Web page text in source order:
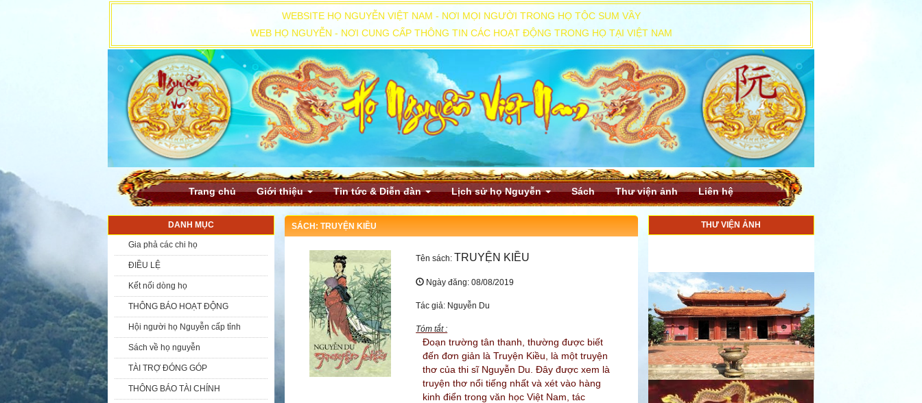
WEBSITE HỌ NGUYỄN VIỆT NAM - NƠI MỌI NGƯỜI TRONG HỌ TỘC SUM VẦY
WEB HỌ NGUYỄN - NƠI CUNG CẤP THÔNG TIN CÁC HOẠT ĐỘNG TRONG HỌ TẠI VIỆT NAM
Trang chủ Giới thiệu Tin tức & Diễn đàn Lịch sử họ Nguyễn Sách Thư viện ảnh Liên hệ
DANH MỤC
Gia phả các chi họ
ĐIỀU LỆ
Kết nối dòng họ
THÔNG BÁO HOẠT ĐỘNG
Hội người họ Nguyễn cấp tỉnh
Sách về họ nguyễn
TÀI TRỢ ĐÓNG GÓP
THÔNG BÁO TÀI CHÍNH
SÁCH: TRUYỆN KIỀU
Tên sách: TRUYỆN KIỀU
Ngày đăng: 08/08/2019
Tác giả: Nguyễn Du
Tóm tắt :
Đoạn trường tân thanh, thường được biết
đến đơn giản là Truyện Kiều, là một truyện
thơ của thi sĩ Nguyễn Du. Đây được xem là
truyện thơ nổi tiếng nhất và xét vào hàng
kinh điển trong văn học Việt Nam, tác
THƯ VIỆN ẢNH